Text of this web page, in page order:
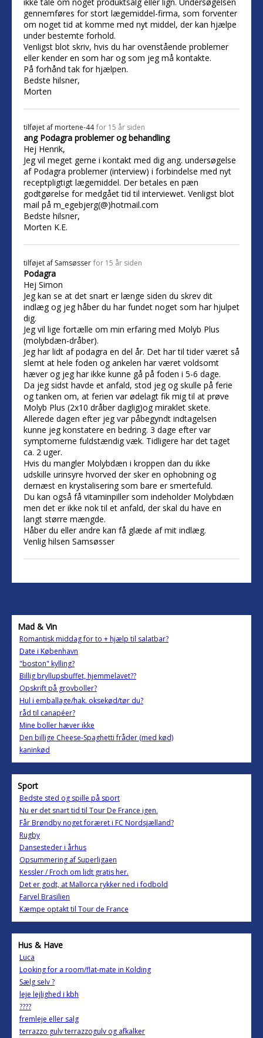
gennemføres for stort lægemiddel-firma, som forventer
om noget tid at komme med nyt middel, der kan hjælpe
under bestemte forhold.
Venligst blot skriv, hvis du har ovenstående problemer
eller kender en som har og som jeg må kontakte.
På forhånd tak for hjælpen.
Bedste hilsner,
Morten
tilføjet af mortene-44 for 15 år siden
ang Podagra problemer og behandling
Hej Henrik,
Jeg vil meget gerne i kontakt med dig ang. undersøgelse
af Podagra problemer (interview) i forbindelse med nyt
receptpligtigt lægemiddel. Der betales en pæn
godtgørelse for medgået tid til interviewet. Venligst blot
mail på m_egebjerg(@)hotmail.com
Bedste hilsner,
Morten K.E.
tilføjet af Samsøsser for 15 år siden
Podagra
Hej Simon
Jeg kan se at det snart er længe siden du skrev dit
indlæg og jeg håber du har fundet noget som har hjulpet
dig.
Jeg vil lige fortælle om min erfaring med Molyb Plus
(molybdæn-dråber).
Jeg har lidt af podagra en del år. Det har til tider været så
slemt at hele foden og ankelen har været voldsomt
hæver og jeg har ikke kunne gå på foden i 5-6 dage.
Da jeg sidst havde et anfald, stod jeg og skulle på ferie
og tanken om, at ferien var ødelagt fik mig til at prøve
Molyb Plus (2x10 dråber daglig)og miraklet skete.
Allerede dagen efter jeg var påbegyndt indtagelsen
kunne jeg konstatere en bedring. 3 dage efter var
symptomerne fuldstændig væk. Tidligere har det taget
ca. 2 uger.
Hvis du mangler Molybdæn i kroppen dan du ikke
udskille urinsyre hvorved der sker en ophobning og
dernæst en krystalisering som bare er smertefuld.
Du kan også få vitaminpiller som indeholder Molybdæn
men det er ikke nok til et anfald, der skal du have en
langt større mængde.
Håber du eller andre kan få glæde af mit indlæg.
Venlig hilsen Samsøsser
Mad & Vin
Romantisk middag for to + hjælp til salatbar?
Date i København
"boston" kylling?
Billig bryllupsbuffet, hjemmelavet??
Opskrift på grovboller?
Hul i emballage/hak. oksekød/tør du?
råd til canapéer?
Mine boller hæver ikke
Den billige Cheese-Spaghetti fråder (med kød)
kaninkød
Sport
Bedste sted og spille på sport
Nu er det snart tid til Tour De France igen.
Får Brøndby noget foræret i FC Nordsjælland?
Rugby
Dansesteder i århus
Opsummering af Superligaen
Kessler / Froch om lidt gratis her.
Det er godt, at Mallorca rykker ned i fodbold
Farvel Brasilien
Kæmpe optakt til Tour de France
Hus & Have
Luca
Looking for a room/flat-mate in Kolding
Sælg selv ?
leje lejlighed i kbh
????
fremleje eller salg
terrazzo gulv terrazzogulv og afkalker